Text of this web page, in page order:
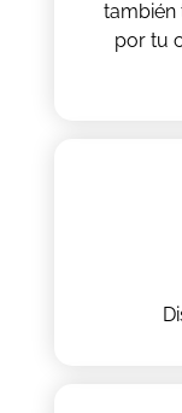
también
por tu